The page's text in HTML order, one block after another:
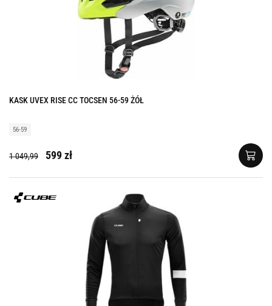
KASK UVEX RISE CC TOCSEN 56-59 ŻÓŁ
56-59
1 049,99 599 zł